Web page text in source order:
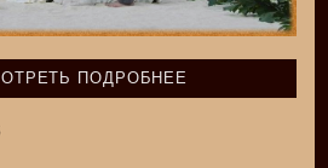
ПОДРОБНЕЕ